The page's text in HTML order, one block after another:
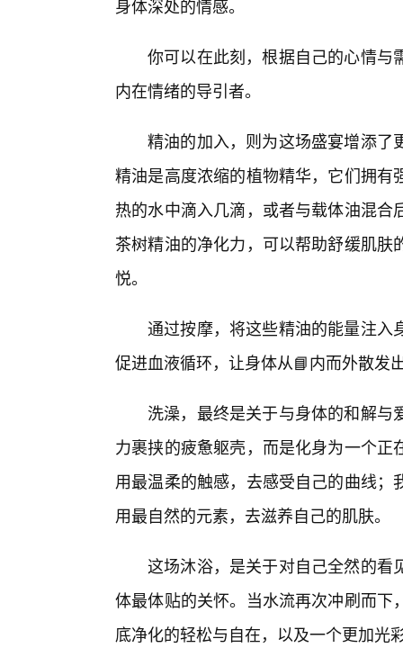
身体深处的情感。
你可以在此刻，根据自己的心情与
内在情绪的导引者。
精油的加入，则为这场盛宴增添了
精油是高度浓缩的植物精华，它们拥
热的水中滴入几滴，或者与载体油混
茶树精油的净化力，可以帮助舒缓肌
悦。
通过按摩，将这些精油的能量注入
促进血液循环，让身体从📘内而外散发
洗澡，最终是关于与身体的和解
力裹挟的疲惫躯壳，而是化身为一个
用最温柔的触感，去感受自己的曲线
用最自然的元素，去滋养自己的肌肤。
这场沐浴，是关于对自己全然的看
体最体贴的关怀。当水流再次冲刷而
底净化的轻松与自在，以及一个更加光